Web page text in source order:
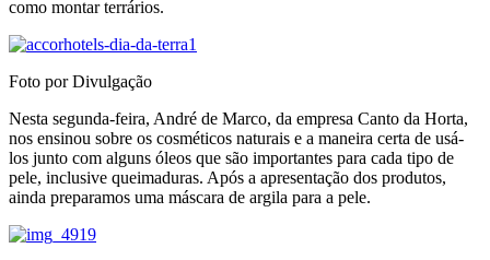
como montar terrários.
Foto por Divulgação
Nesta segunda-feira, André de Marco, da empresa Canto da Horta,
nos ensinou sobre os cosméticos naturais e a maneira certa de usá-
los junto com alguns óleos que são importantes para cada tipo de
pele, inclusive queimaduras. Após a apresentação dos produtos,
ainda preparamos uma máscara de argila para a pele.